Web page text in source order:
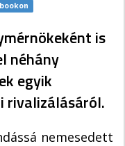
is
néhány
egyik
rivalizálásáról.
nemesedett